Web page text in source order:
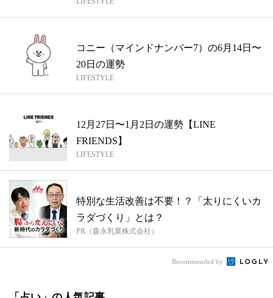
コニー（マインドナンバー7）の6月14日〜
20日の運勢
LIFESTYLE
12月27日〜1月2日の運勢【LINE
FRIENDS】
LIFESTYLE
特別な生活改善は不要！？「太りにくいカ
ラダづくり」とは？
PR（森永乳業株式会社）
Recommended by